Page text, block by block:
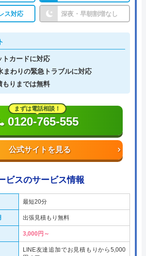
ス対応 深夜・早朝割増なし
トカードに対応
まわりの緊急トラブルに対応
もりまでは無料
公式サイトを見る
まずは電話相談！
0120-765-555
ビスのサービス情報
最短20分
出張見積もり無料
3,000円～
LINE友達追加でお見積もりから5,000